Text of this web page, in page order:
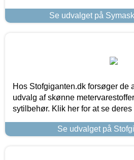
Se udvalget på
Hos Stofgiganten.dk forsøger de
udvalg af skønne
sytilbehør. Klik her for at se deres
Se udvalget på